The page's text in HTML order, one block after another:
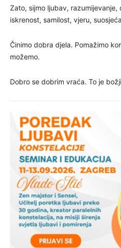
Zato, sijmo ljubav,
iskrenost, samilost, vjeru,
Činimo dobra djela. Pomažimo
možemo.
Dobro se dobrim vraća. To je